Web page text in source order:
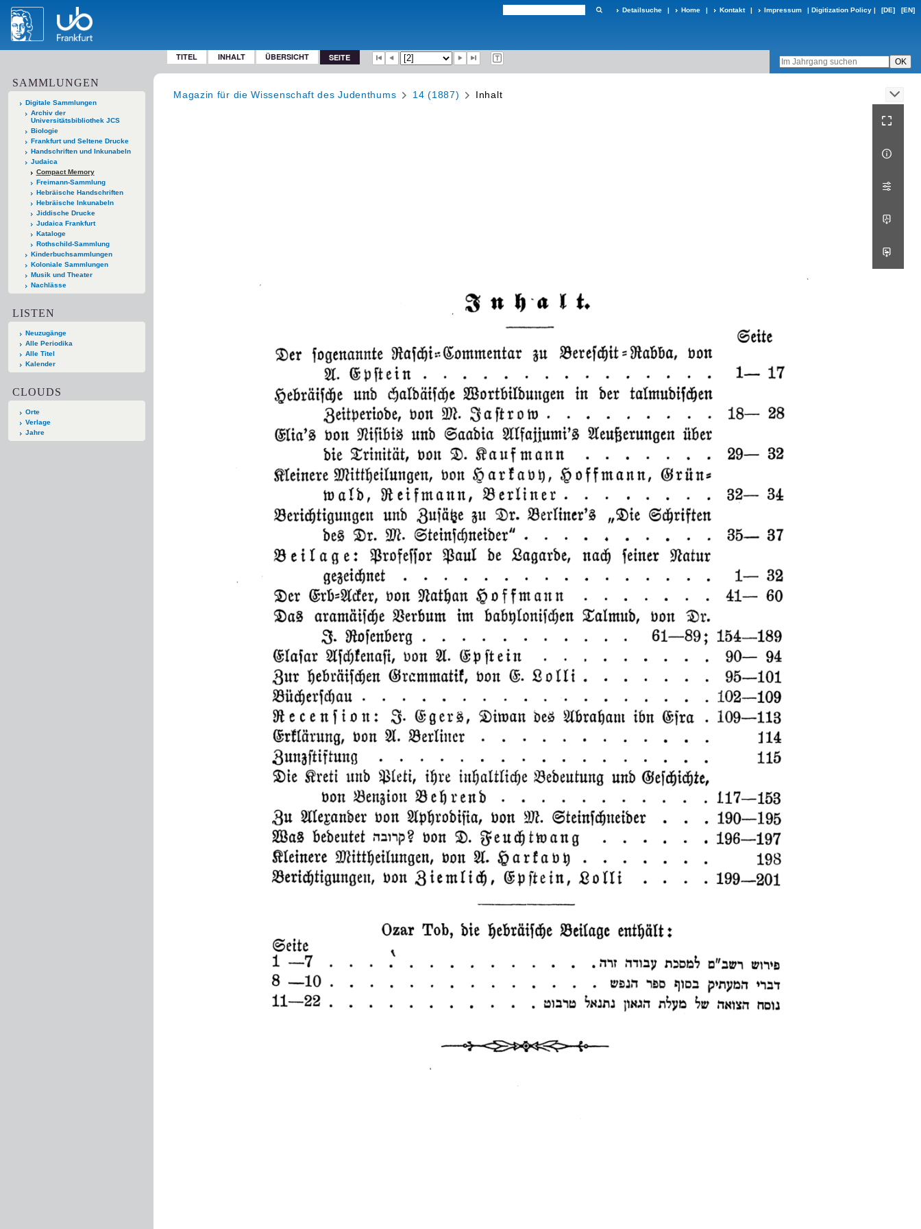
Detailsuche | Home | Kontakt | Impressum | Digitization Policy | [DE] [EN]
TITEL INHALT ÜBERSICHT SEITE
SAMMLUNGEN
Digitale Sammlungen
Archiv der
Universitätsbibliothek JCS
Biologie
Frankfurt und Seltene Drucke
Handschriften und Inkunabeln
Judaica
Compact Memory
Freimann-Sammlung
Hebräische Handschriften
Hebräische Inkunabeln
Jiddische Drucke
Judaica Frankfurt
Kataloge
Rothschild-Sammlung
Kinderbuchsammlungen
Koloniale Sammlungen
Musik und Theater
Nachlässe
LISTEN
Neuzugänge
Alle Periodika
Alle Titel
Kalender
CLOUDS
Orte
Verlage
Jahre
Magazin für die Wissenschaft des Judenthums 14 (1887) Inhalt